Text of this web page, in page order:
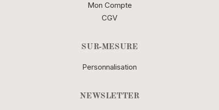
Mon Compte
CGV
SUR-MESURE
Personnalisation
NEWSLETTER